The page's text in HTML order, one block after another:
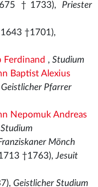
†1733), Priester
†1701),
Ferdinand , Studium
Baptist Alexius
Geistlicher Pfarrer
Nepomuk Andreas
Mönch
†1763),Jesuit
Geistlicher Studium